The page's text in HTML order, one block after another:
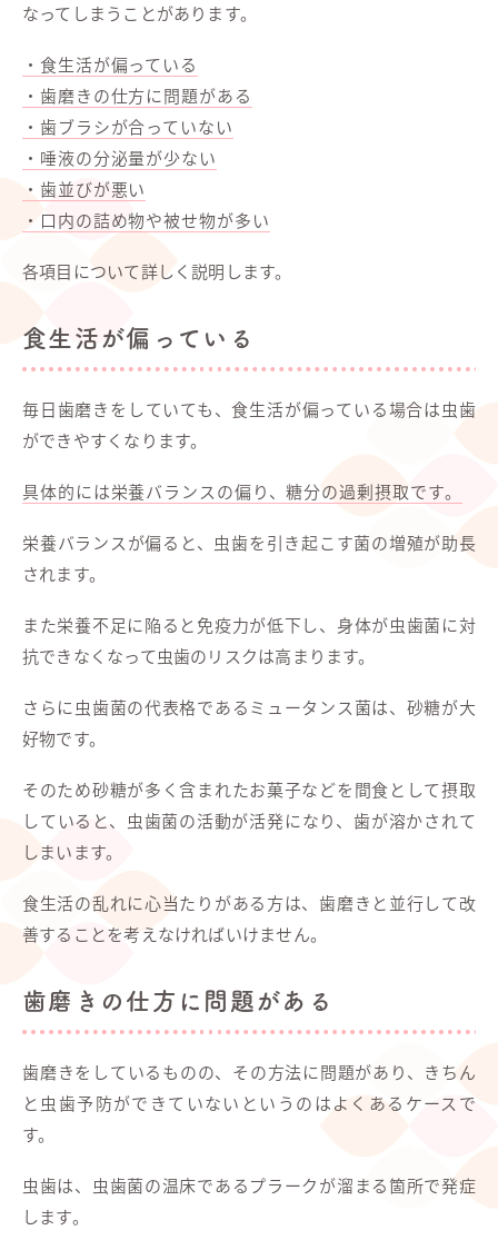
なってしまうことがあります。
・食生活が偏っている
・歯磨きの仕方に問題がある
・歯ブラシが合っていない
・唾液の分泌量が少ない
・歯並びが悪い
・口内の詰め物や被せ物が多い
各項目について詳しく説明します。
食生活が偏っている
毎日歯磨きをしていても、食生活が偏っている場合は虫歯
ができやすくなります。
具体的には栄養バランスの偏り、糖分の過剰摂取です。
栄養バランスが偏ると、虫歯を引き起こす菌の増殖が助長
されます。
また栄養不足に陥ると免疫力が低下し、身体が虫歯菌に対
抗できなくなって虫歯のリスクは高まります。
さらに虫歯菌の代表格であるミュータンス菌は、砂糖が大
好物です。
そのため砂糖が多く含まれたお菓子などを間食として摂取
していると、虫歯菌の活動が活発になり、歯が溶かされて
しまいます。
食生活の乱れに心当たりがある方は、歯磨きと並行して改
善することを考えなければいけません。
歯磨きの仕方に問題がある
歯磨きをしているものの、その方法に問題があり、きちん
と虫歯予防ができていないというのはよくあるケースで
す。
虫歯は、虫歯菌の温床であるプラークが溜まる箇所で発症
します。